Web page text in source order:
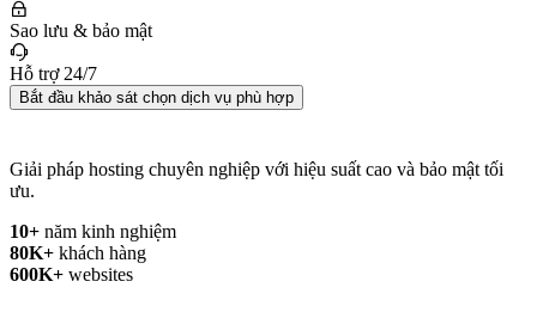
Sao lưu & bảo mật
Hỗ trợ 24/7
Bắt đầu khảo sát chọn dịch vụ phù hợp
Giải pháp hosting chuyên nghiệp với hiệu suất cao và bảo mật tối
ưu.
10+ năm kinh nghiệm
80K+ khách hàng
600K+ websites